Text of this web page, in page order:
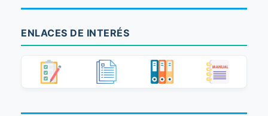
ENLACES DE INTERÉS